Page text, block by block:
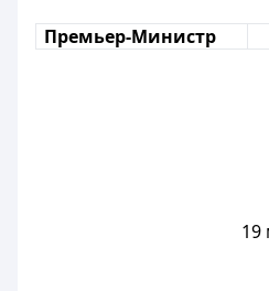
Премьер-Министр
19